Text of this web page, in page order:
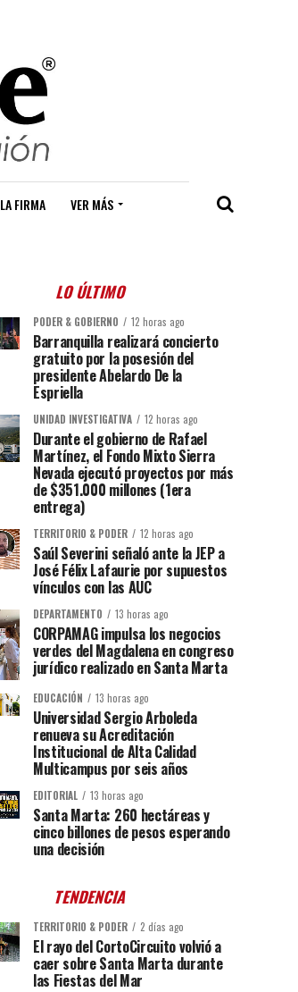
LA FIRMA VER MÁS
LO ÚLTIMO
PODER & GOBIERNO 12 horas ago
Barranquilla realizará concierto
gratuito por la posesión del
presidente Abelardo De la
Espriella
UNIDAD INVESTIGATIVA 12 horas ago
Durante el gobierno de Rafael
Martínez, el Fondo Mixto Sierra
Nevada ejecutó proyectos por más
de $351.000 millones (1era
entrega)
TERRITORIO & PODER 12 horas ago
Saúl Severini señaló ante la JEP a
José Félix Lafaurie por supuestos
vínculos con las AUC
DEPARTAMENTO 13 horas ago
CORPAMAG impulsa los negocios
verdes del Magdalena en congreso
jurídico realizado en Santa Marta
EDUCACIÓN 13 horas ago
Universidad Sergio Arboleda
renueva su Acreditación
Institucional de Alta Calidad
Multicampus por seis años
EDITORIAL 13 horas ago
Santa Marta: 260 hectáreas y
cinco billones de pesos esperando
una decisión
TENDENCIA
TERRITORIO & PODER 2 días ago
El rayo del CortoCircuito volvió a
caer sobre Santa Marta durante
las Fiestas del Mar